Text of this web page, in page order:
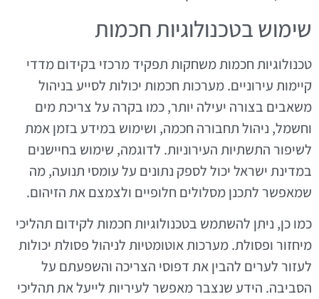
שימוש בטכנולוגיות חכמות
טכנולוגיות חכמות משחקות תפקיד מרכזי בקידום מדדי
קיימות עירוניים. מערכות חכמות יכולות לסייע בניהול
משאבים בצורה יעילה יותר, כמו בקרה על צריכת מים
וחשמל, ניהול תחבורה חכמה, ושימוש במידע בזמן אמת
לשיפור התשתיות העירוניות. לדוגמה, שימוש בחיישנים
במדינת ישראל יכול לספק נתונים על עומסי תנועה, מה
שמאפשר לתכנן מסלולים חלופיים ולצמצם את הזיהום.
כמו כן, ניתן להשתמש בטכנולוגיות חכמות לקידום תהליכי
מיחזור ופסולת. מערכות אוטומטיות לניהול פסולת יכולות
לעזור לערים להבין את דפוסי הצריכה והשפעתם על
הסביבה. הידע שנצבר מאפשר לעיריות לייעל את תהליכי